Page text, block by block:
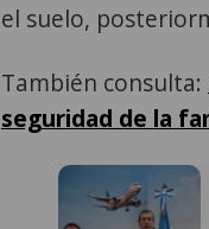
el suelo,
También consulta:
seguridad de la